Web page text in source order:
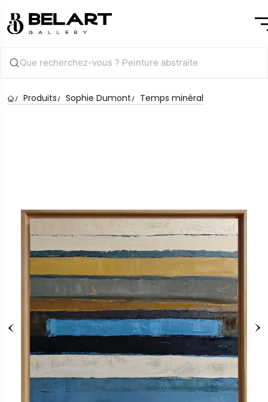
Produits Sophie Dumont Temps minéral